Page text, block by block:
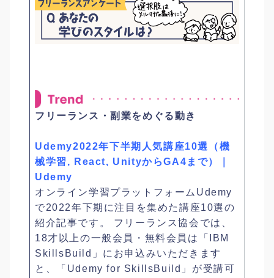
フリーランス・副業をめぐる動き
Udemy2022年下半期人気講座10選（機
械学習, React, UnityからGA4まで）｜
Udemy
オンライン学習プラットフォームUdemy
で2022年下期に注目を集めた講座10選の
紹介記事です。 フリーランス協会では、
18才以上の一般会員・無料会員は「IBM
SkillsBuild」にお申込みいただきます
と、「Udemy for SkillsBuild」が受講可